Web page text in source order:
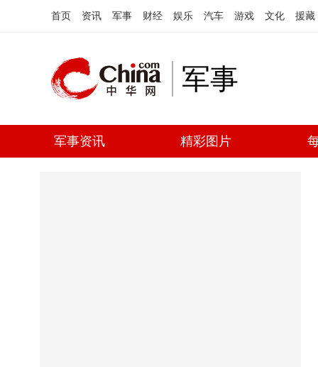
首页 资讯 军事 财经 娱乐 汽车 游戏 文化 援藏
军事
军事资讯 精彩图片